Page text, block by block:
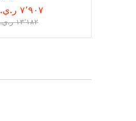
٧٬٩٠٧ ر.ي.‏
١٣٬١٨٢ ر.ي.‏